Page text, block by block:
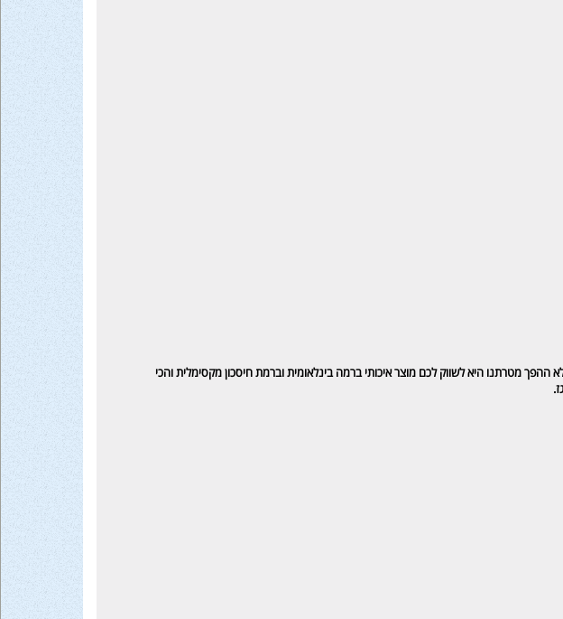
ההפך מטרתנו היא לשווק לכם מוצר איכותי ברמה בינלאומית וברמת חיסכון מקסימלית והכי